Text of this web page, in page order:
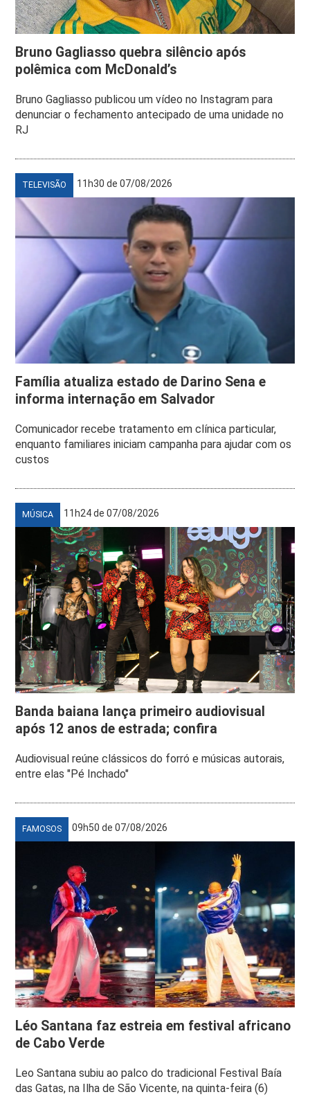
Bruno Gagliasso quebra silêncio após
polêmica com McDonald’s
Bruno Gagliasso publicou um vídeo no Instagram para
denunciar o fechamento antecipado de uma unidade no
RJ
TELEVISÃO 11h30 de 07/08/2026
Família atualiza estado de Darino Sena e
informa internação em Salvador
Comunicador recebe tratamento em clínica particular,
enquanto familiares iniciam campanha para ajudar com os
custos
MÚSICA 11h24 de 07/08/2026
Banda baiana lança primeiro audiovisual
após 12 anos de estrada; confira
Audiovisual reúne clássicos do forró e músicas autorais,
entre elas "Pé Inchado"
FAMOSOS 09h50 de 07/08/2026
Léo Santana faz estreia em festival africano
de Cabo Verde
Leo Santana subiu ao palco do tradicional Festival Baía
das Gatas, na Ilha de São Vicente, na quinta-feira (6)